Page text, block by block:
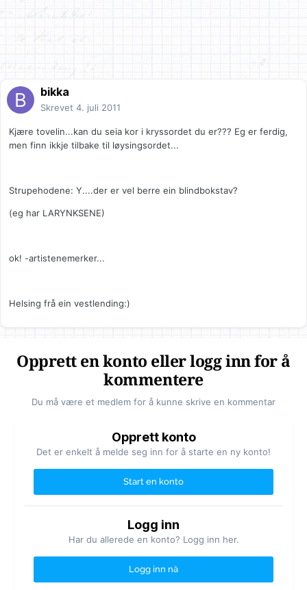
bikka
Skrevet 4. juli 2011
Kjære tovelin...kan du seia kor i kryssordet du er??? Eg er ferdig,
men finn ikkje tilbake til løysingsordet...
Strupehodene: Y....der er vel berre ein blindbokstav?
(eg har LARYNKSENE)
ok! -artistenemerker...
Helsing frå ein vestlending:)
Opprett en konto eller logg inn for å
kommentere
Du må være et medlem for å kunne skrive en kommentar
Opprett konto
Det er enkelt å melde seg inn for å starte en ny konto!
Start en konto
Logg inn
Har du allerede en konto? Logg inn her.
Logg inn nå